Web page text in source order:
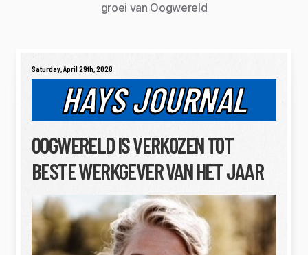
Saturday, April 29th, 2028
HAYS JOURNAL
OOGWERELD IS VERKOZEN TOT
BESTE WERKGEVER VAN HET JAAR
groei van Oogwereld